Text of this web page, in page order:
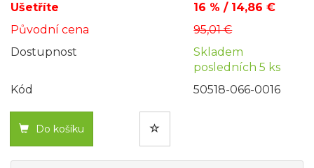
Ušetříte
16 % / 14,86 €
Původní cena
95,01 €
Dostupnost
Skladem
posledních 5 ks
Kód
50518-066-0016
Do košíku